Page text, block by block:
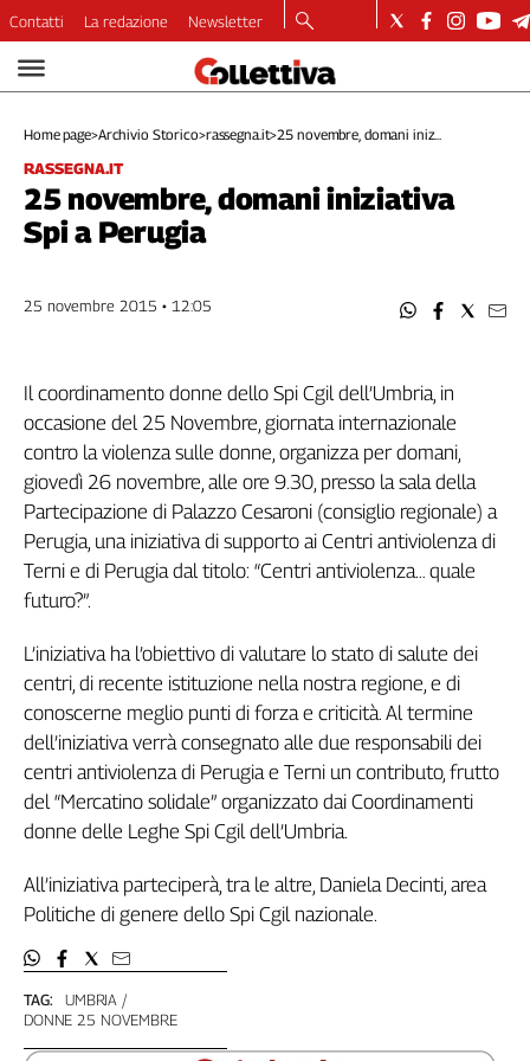
Video
Dirette
Longform
Copertine
Economia
Ambiente
Italia
Internazionale
Culture
Categorie
Filcams
Filctem
Fillea
Fp
Nidil
Spi
Inca
Speciali
Contatti La redazione Newsletter
Home page>Archivio Storico>rassegna.it>25 novembre, domani iniz...
RASSEGNA.IT
25 novembre, domani iniziativa
Spi a Perugia
25 novembre 2015 • 12:05
TAG:
UMBRIA
DONNE 25 NOVEMBRE
Il coordinamento donne dello Spi Cgil dell’Umbria, in
occasione del 25 Novembre, giornata internazionale
contro la violenza sulle donne, organizza per domani,
giovedì 26 novembre, alle ore 9.30, presso la sala della
Partecipazione di Palazzo Cesaroni (consiglio regionale) a
Perugia, una iniziativa di supporto ai Centri antiviolenza di
Terni e di Perugia dal titolo: “Centri antiviolenza… quale
futuro?”.
L’iniziativa ha l’obiettivo di valutare lo stato di salute dei
centri, di recente istituzione nella nostra regione, e di
conoscerne meglio punti di forza e criticità. Al termine
dell’iniziativa verrà consegnato alle due responsabili dei
centri antiviolenza di Perugia e Terni un contributo, frutto
del “Mercatino solidale” organizzato dai Coordinamenti
donne delle Leghe Spi Cgil dell’Umbria.
All’iniziativa parteciperà, tra le altre, Daniela Decinti, area
Politiche di genere dello Spi Cgil nazionale.